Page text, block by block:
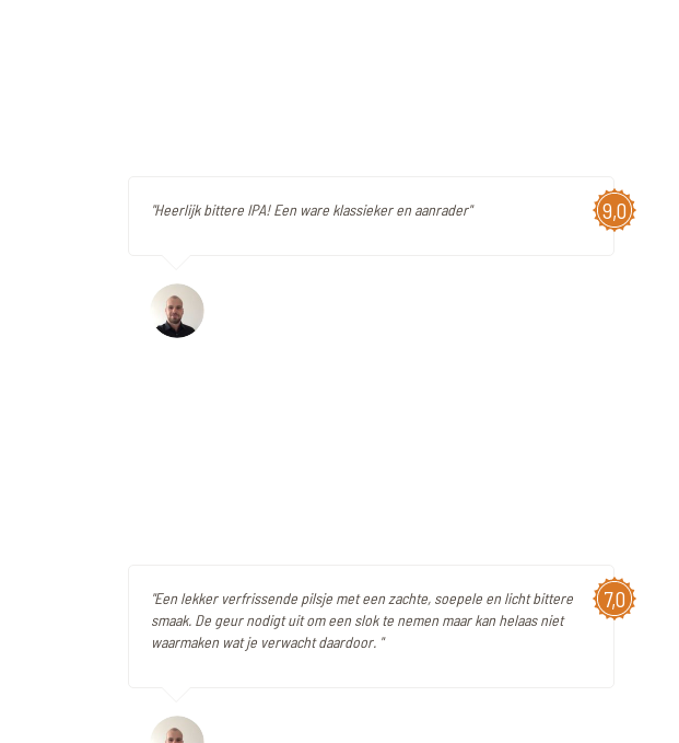
9,0
"Heerlijk bittere IPA! Een ware klassieker en aanrader"
7,0
"Een lekker verfrissende pilsje met een zachte, soepele en licht bittere
smaak. De geur nodigt uit om een slok te nemen maar kan helaas niet
waarmaken wat je verwacht daardoor. "